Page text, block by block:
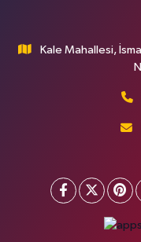
Kale Mahallesi,